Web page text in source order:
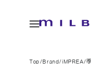
Top Brand iMPREA